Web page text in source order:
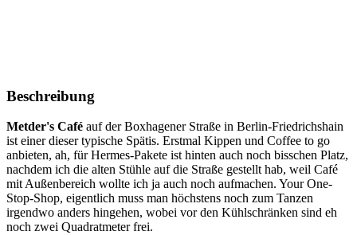
Beschreibung
Metder's Café auf der Boxhagener Straße in Berlin-Friedrichshain
ist einer dieser typische Spätis. Erstmal Kippen und Coffee to go
anbieten, ah, für Hermes-Pakete ist hinten auch noch bisschen Platz,
nachdem ich die alten Stühle auf die Straße gestellt hab, weil Café
mit Außenbereich wollte ich ja auch noch aufmachen. Your One-
Stop-Shop, eigentlich muss man höchstens noch zum Tanzen
irgendwo anders hingehen, wobei vor den Kühlschränken sind eh
noch zwei Quadratmeter frei.